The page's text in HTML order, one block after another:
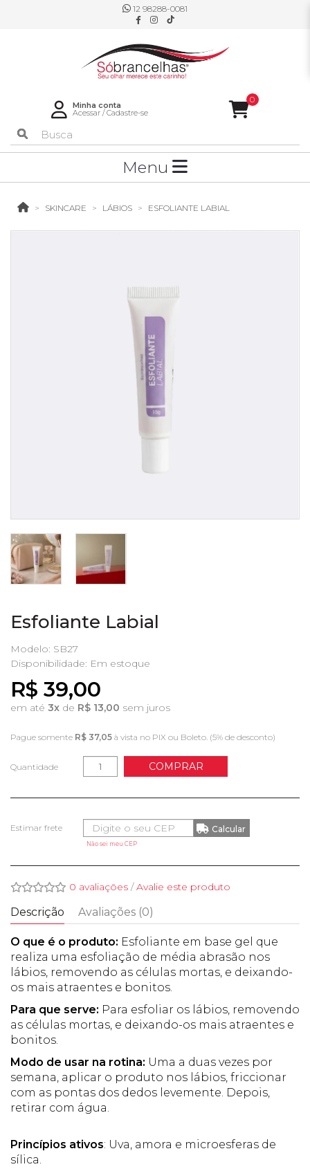
12 98288-0081
Minha conta
Acessar/Cadastre-se
0
Menu
SKINCARE LÁBIOS ESFOLIANTE LABIAL
Esfoliante Labial
Modelo: SB27
Disponibilidade: Em estoque
R$ 39,00
em até 3x de R$ 13,00 sem juros
Pague somente R$ 37,05 à vista no PIX ou Boleto. (5% de desconto)
Quantidade COMPRAR
Não sei meu CEP
0 avaliações /Avalie este produto
Descrição Avaliações (0)
O que é o produto: Esfoliante em base gel que
realiza uma esfoliação de média abrasão nos
lábios, removendo as células mortas, e deixando-
os mais atraentes e bonitos.
Para que serve: Para esfoliar os lábios, removendo
as células mortas, e deixando-os mais atraentes e
bonitos.
Modo de usar na rotina: Uma a duas vezes por
semana, aplicar o produto nos lábios, friccionar
com as pontas dos dedos levemente. Depois,
retirar com água.
Princípios ativos: Uva, amora e microesferas de
sílica.